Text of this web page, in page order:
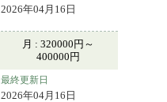
2026年04月16日
月 : 320000円～
400000円
最終更新日
2026年04月16日